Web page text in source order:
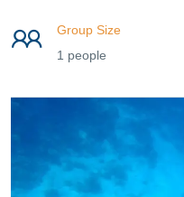
Group Size
1 people